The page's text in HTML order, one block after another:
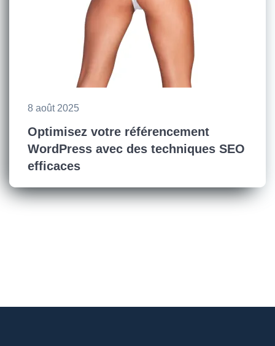
8 août 2025
Optimisez votre référencement
WordPress avec des techniques SEO
efficaces